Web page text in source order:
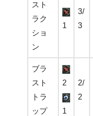
スト
ラク
ショ
ン
1
3/
3
ブラ
スト
トラ
ップ
2
1
2/
2